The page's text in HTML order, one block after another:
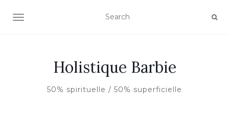
AFFICHER/MASQUER LA NAVIGATION
Holistique Barbie
50% spirituelle / 50% superficielle